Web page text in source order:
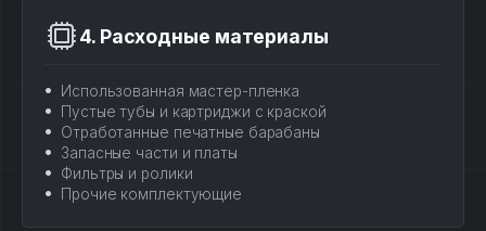
4. Расходные материалы
Использованная мастер-пленка
Пустые тубы и картриджи с краской
Отработанные печатные барабаны
Запасные части и платы
Фильтры и ролики
Прочие комплектующие